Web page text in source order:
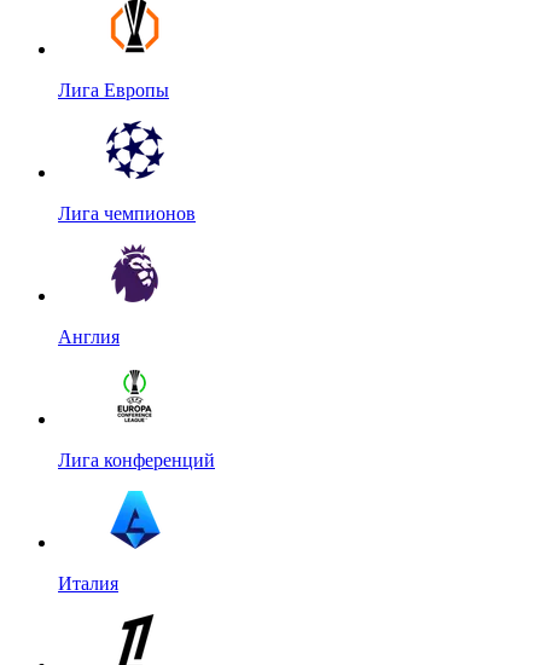
Лига Европы
Лига чемпионов
Англия
Лига конференций
Италия